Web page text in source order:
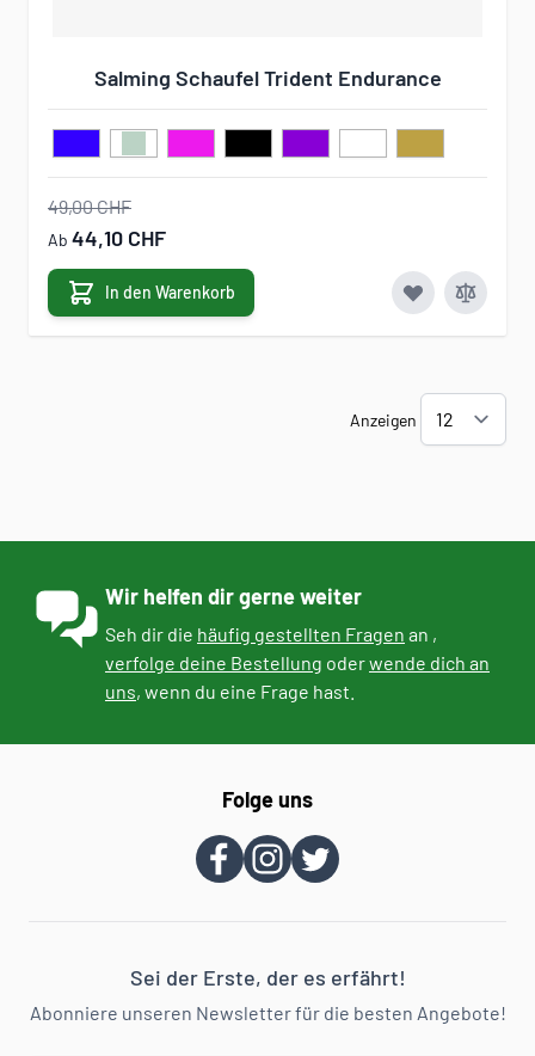
Salming Schaufel Trident Endurance
49,00 CHF
Ab 44,10 CHF
In den Warenkorb
Anzeigen
Wir helfen dir gerne weiter
Seh dir die häufig gestellten Fragen an ,
verfolge deine Bestellung oderwende dich an
uns, wenn du eine Frage hast.
Folge uns
Sei der Erste, der es erfährt!
Abonniere unseren Newsletter für die besten Angebote!